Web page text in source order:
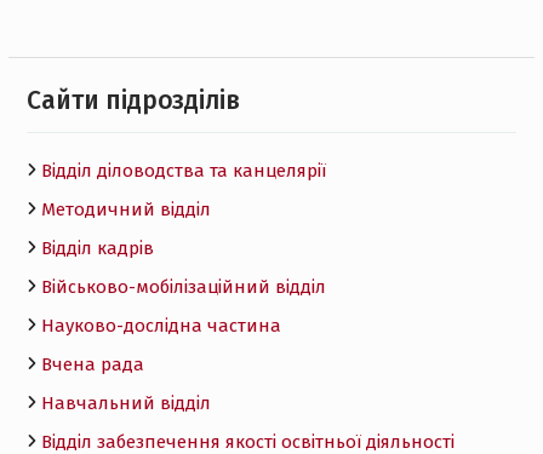
Cайти підрозділів
Відділ діловодства та канцелярії
Методичний відділ
Відділ кадрів
Військово-мобілізаційний відділ
Науково-дослідна частина
Вчена рада
Навчальний відділ
Відділ забезпечення якості освітньої діяльності